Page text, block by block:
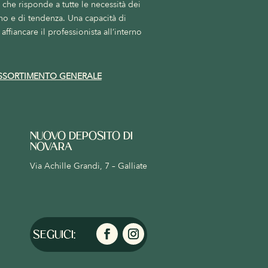
risponde a tutte le necessità dei
e di tendenza. Una capacità di
il professionista all’interno
GENERALE
NUOVO DEPOSITO DI
NOVARA
Via Achille Grandi, 7 – Galliate